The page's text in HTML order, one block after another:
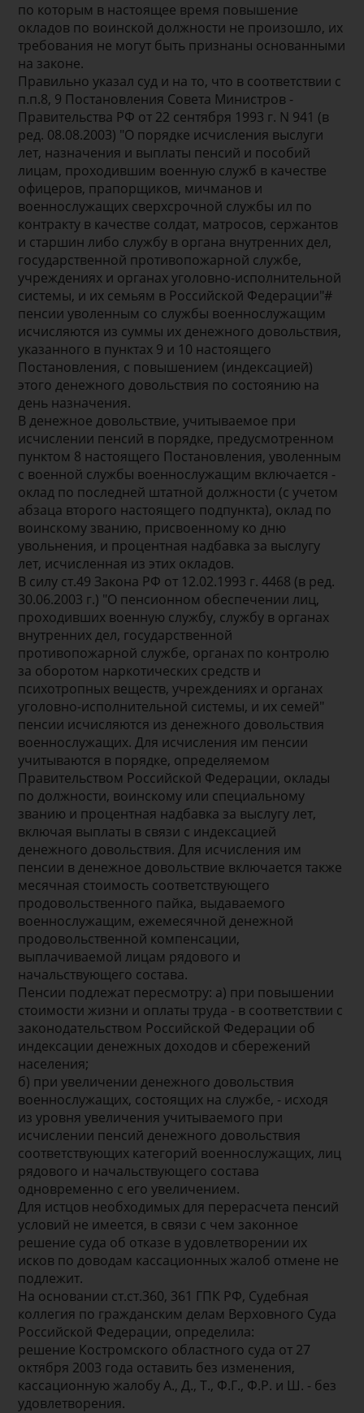
по которым в настоящее время повышение
окладов по воинской должности не произошло, их
требования не могут быть признаны основанными
на законе.
Правильно указал суд и на то, что в соответствии с
п.п.8, 9 Постановления Совета Министров -
Правительства РФ от 22 сентября 1993 г. N 941 (в
ред. 08.08.2003) "О порядке исчисления выслуги
лет, назначения и выплаты пенсий и пособий
лицам, проходившим военную служб в качестве
офицеров, прапорщиков, мичманов и
военнослужащих сверхсрочной службы ил по
контракту в качестве солдат, матросов, сержантов
и старшин либо службу в органа внутренних дел,
государственной противопожарной службе,
учреждениях и органах уголовно-исполнительной
системы, и их семьям в Российской Федерации"#
пенсии уволенным со службы военнослужащим
исчисляются из суммы их денежного довольствия,
указанного в пунктах 9 и 10 настоящего
Постановления, с повышением (индексацией)
этого денежного довольствия по состоянию на
день назначения.
В денежное довольствие, учитываемое при
исчислении пенсий в порядке, предусмотренном
пунктом 8 настоящего Постановления, уволенным
с военной службы военнослужащим включается -
оклад по последней штатной должности (с учетом
абзаца второго настоящего подпункта), оклад по
воинскому званию, присвоенному ко дню
увольнения, и процентная надбавка за выслугу
лет, исчисленная из этих окладов.
В силу ст.49 Закона РФ от 12.02.1993 г. 4468 (в ред.
30.06.2003 г.) "О пенсионном обеспечении лиц,
проходивших военную службу, службу в органах
внутренних дел, государственной
противопожарной службе, органах по контролю
за оборотом наркотических средств и
психотропных веществ, учреждениях и органах
уголовно-исполнительной системы, и их семей"
пенсии исчисляются из денежного довольствия
военнослужащих. Для исчисления им пенсии
учитываются в порядке, определяемом
Правительством Российской Федерации, оклады
по должности, воинскому или специальному
званию и процентная надбавка за выслугу лет,
включая выплаты в связи с индексацией
денежного довольствия. Для исчисления им
пенсии в денежное довольствие включается также
месячная стоимость соответствующего
продовольственного пайка, выдаваемого
военнослужащим, ежемесячной денежной
продовольственной компенсации,
выплачиваемой лицам рядового и
начальствующего состава.
Пенсии подлежат пересмотру: а) при повышении
стоимости жизни и оплаты труда - в соответствии с
законодательством Российской Федерации об
индексации денежных доходов и сбережений
населения;
б) при увеличении денежного довольствия
военнослужащих, состоящих на службе, - исходя
из уровня увеличения учитываемого при
исчислении пенсий денежного довольствия
соответствующих категорий военнослужащих, лиц
рядового и начальствующего состава
одновременно с его увеличением.
Для истцов необходимых для перерасчета пенсий
условий не имеется, в связи с чем законное
решение суда об отказе в удовлетворении их
исков по доводам кассационных жалоб отмене не
подлежит.
На основании ст.ст.360, 361 ГПК РФ, Судебная
коллегия по гражданским делам Верховного Суда
Российской Федерации, определила:
решение Костромского областного суда от 27
октября 2003 года оставить без изменения,
кассационную жалобу А., Д., Т., Ф.Г., Ф.Р. и Ш. - без
удовлетворения.